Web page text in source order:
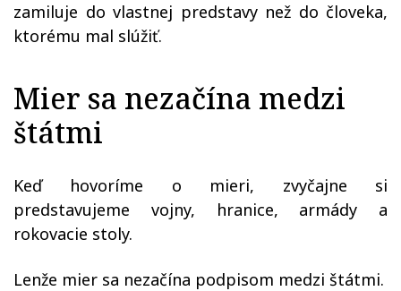
zamiluje do vlastnej predstavy než do človeka,
ktorému mal slúžiť.
Mier sa nezačína medzi
štátmi
Keď hovoríme o mieri, zvyčajne si
predstavujeme vojny, hranice, armády a
rokovacie stoly.
Lenže mier sa nezačína podpisom medzi štátmi.